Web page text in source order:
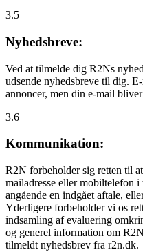
3.5
Nyhedsbreve:
Ved at tilmelde dig R2Ns
udsende nyhedsbreve til dig.
annoncer, men din e-mail
3.6
Kommunikation:
R2N forbeholder sig retten til
mailadresse eller
angående en indgået aftale,
Yderligere forbeholder vi os
indsamling af evaluering
og generel information om
tilmeldt nyhedsbrev fra r2n.dk.